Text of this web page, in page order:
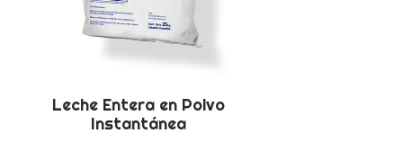
Leche Entera en Polvo
Instantánea